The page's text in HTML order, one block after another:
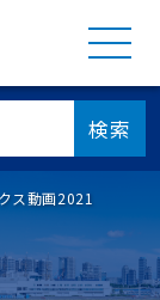
検索
ス動画2021